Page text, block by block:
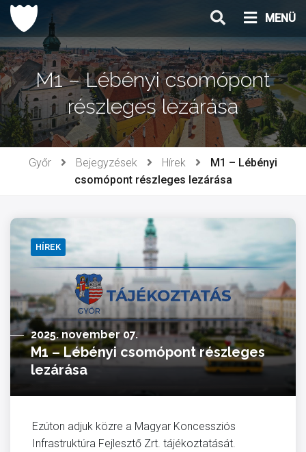
Ugrás
tartalomhoz
MENÜ
M1 – Lébényi csomópont
részleges lezárása
Győr Bejegyzések Hírek
M1 – Lébényi
csomópont részleges lezárása
HÍREK
2025. november 07.
M1 – Lébényi csomópont részleges
lezárása
Ezúton adjuk közre a Magyar Koncessziós
Infrastruktúra Fejlesztő Zrt. tájékoztatását.